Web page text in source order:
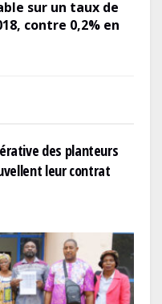
sur un taux de
contre 0,2% en
des planteurs
leur contrat